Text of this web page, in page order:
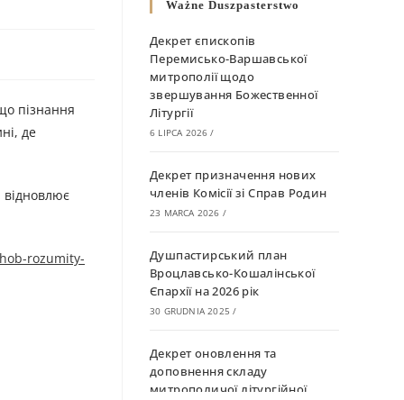
пізнання
де
відновлює
rozumity-
Ważne Duszpasterstwo
Декрет єпископів
Перемисько-Варшавської
митрополії щодо
звершування Божественної
Літургії
6 LIPCA 2026 /
Декрет призначення нових
членів Комісії зі Справ Родин
23 MARCA 2026 /
Душпастирський план
Вроцлавсько-Кошалінської
Єпархії на 2026 рік
30 GRUDNIA 2025 /
Декрет оновлення та
доповнення складу
митрополичої літургійної